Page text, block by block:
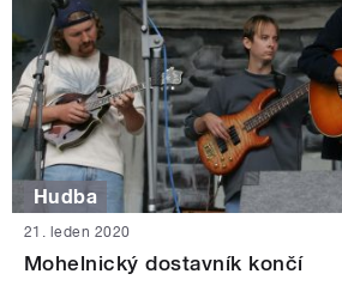
Hudba
21. leden 2020
Mohelnický dostavník končí